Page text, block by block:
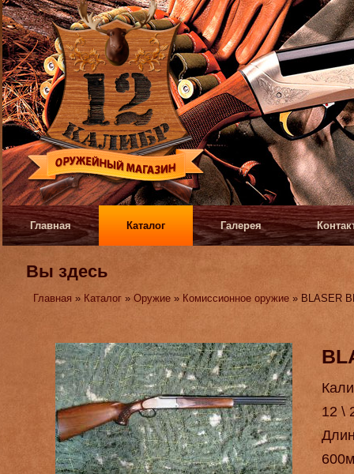
Главная Каталог Галерея
Вы здесь
Главная » Каталог »Оружие » Комиссионное оружие » BLASER
12 \